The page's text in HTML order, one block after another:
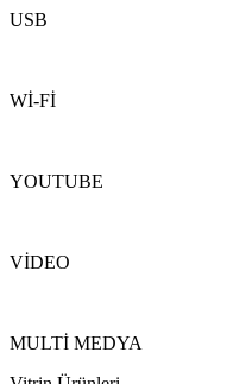
USB
Wİ-Fİ
YOUTUBE
VİDEO
MULTİ MEDYA